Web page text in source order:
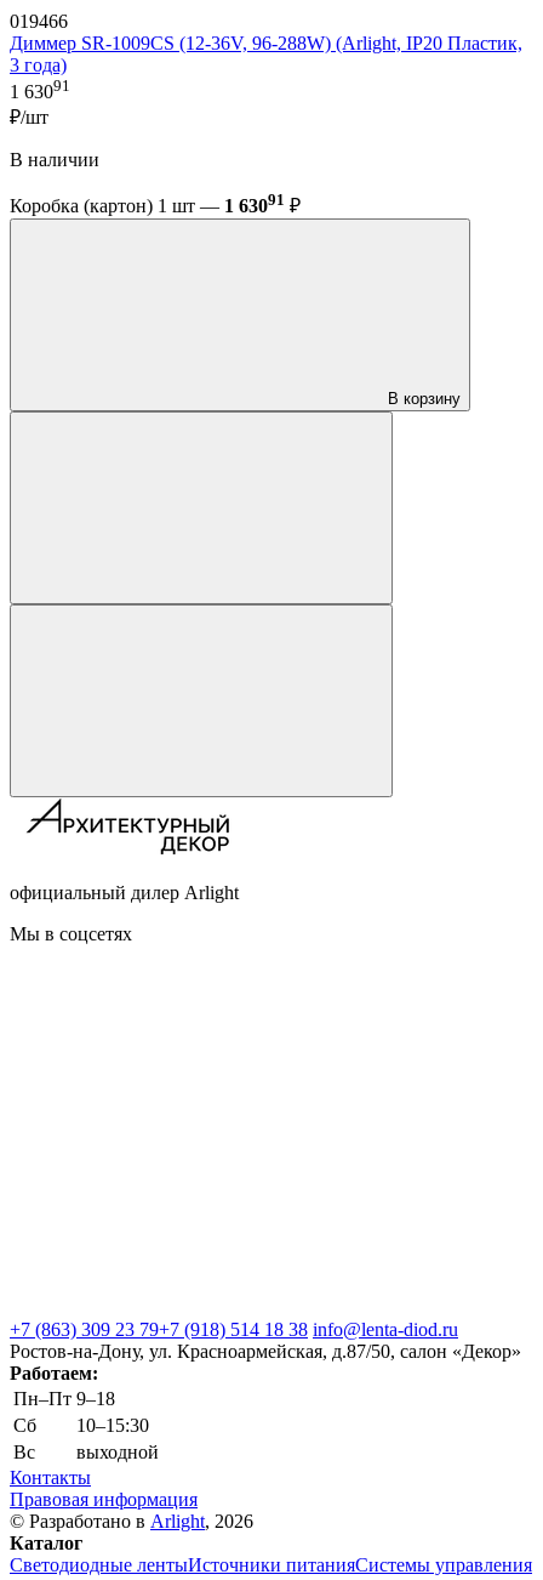
019466
Диммер SR-1009CS (12-36V, 96-288W) (Arlight, IP20 Пластик,
3 года)
1 63091
₽/шт
В наличии
Коробка (картон) 1 шт — 1 63091 ₽
В корзину
официальный дилер Arlight
Мы в соцсетях
+7 (863) 309 23 79+7 (918) 514 18 38 info@lenta-diod.ru
Ростов-на-Дону, ул. Красноармейская, д.87/50, салон «Декор»
Работаем:
Пн–Пт 9–18
Сб
10–15:30
Вс
выходной
Контакты
Правовая информация
© Разработано в Arlight, 2026
Каталог
Светодиодные лентыИсточники питанияСистемы управления